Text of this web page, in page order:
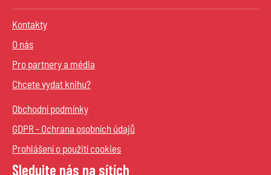
Kontakty
O nás
Pro partnery a média
Chcete vydat knihu?
Obchodní podmínky
GDPR - Ochrana osobních údajů
Prohlášení o použití cookies
Sledujte nás na sítích